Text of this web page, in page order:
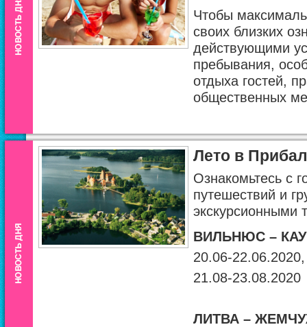
Чтобы
своих близких
действующими
пребывания,
отдыха гостей,
общественных
Лето в
Ознакомьтесь с
путешествий и
экскурсионными
ВИЛЬНЮС –
20.06-
21.08-23.08.2020
ЛИТВА –